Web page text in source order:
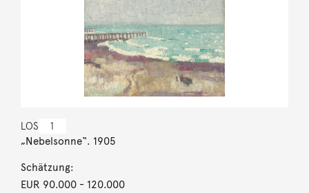
LOS 1
„Nebelsonne“. 1905
Schätzung:
EUR 90.000- 120.000